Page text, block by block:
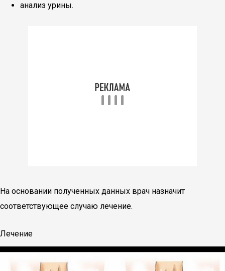
анализ урины.
На основании полученных данных врач назначит
соответствующее случаю лечение.
Лечение